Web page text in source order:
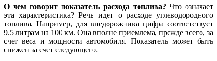
О чем говорит показатель расхода топлива? Что означает
эта характеристика? Речь идет о расходе углеводородного
топлива. Например, для внедорожника цифра соответствует
9.5 литрам на 100 км. Она вполне приемлема, прежде всего, за
счет веса и мощности автомобиля. Показатель может быть
снижен за счет следующего: